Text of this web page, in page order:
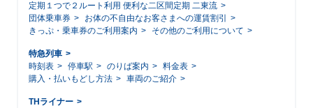
定期１つで２ルート利用 便利な二区間定期 二東流
団体乗車券
お体の不自由なお客さまへの運賃割引
きっぷ・乗車券のご利用案内
その他のご利用について
特急列車
時刻表
停車駅 のりば案内
料金表
購入・払いもどし方法
車両のご紹介
THライナー